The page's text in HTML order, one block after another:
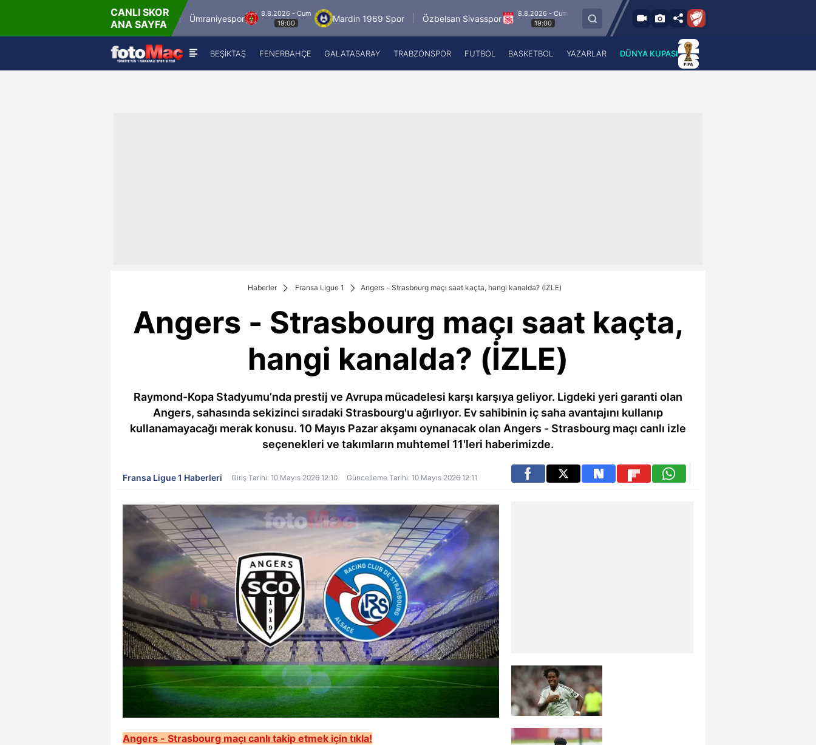
CANLI SKOR
ANA SAYFA
İstanbulspor Ümraniyespor
8.8.2026 - Cum
19:00
Mardin 1969 Spor Özbelsan Sivasspor
8.8.2026 - Cum
19:00
Esenler Erokspor Hesap.com Antalyaspor
A Haber Radyo
BEŞİKTAŞ FENERBAHÇE GALATASARAY TRABZONSPOR FUTBOL BASKETBOL YAZARLAR DÜNYA KUPASI
Haberler Fransa Ligue 1 Angers - Strasbourg maçı saat kaçta, hangi kanalda? (İZLE)
Angers - Strasbourg maçı saat kaçta,
hangi kanalda? (İZLE)
Raymond-Kopa Stadyumu’nda prestij ve Avrupa mücadelesi karşı karşıya geliyor. Ligdeki yeri garanti olan
Angers, sahasında sekizinci sıradaki Strasbourg'u ağırlıyor. Ev sahibinin iç saha avantajını kullanıp
kullanamayacağı merak konusu. 10 Mayıs Pazar akşamı oynanacak olan Angers - Strasbourg maçı canlı izle
seçenekleri ve takımların muhtemel 11'leri haberimizde.
Fransa Ligue 1 Haberleri Giriş Tarihi: 10 Mayıs 2026 12:10 Güncelleme Tarihi: 10 Mayıs 2026 12:11
Angers - Strasbourg maçı canlı takip etmek için tıkla!